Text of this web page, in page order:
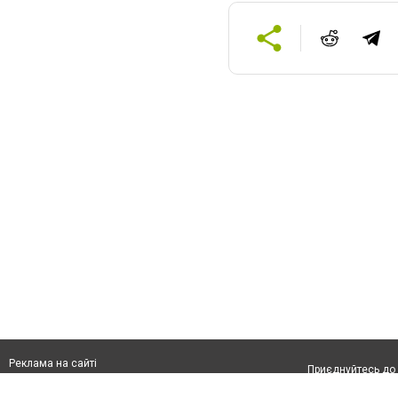
Реклама на сайті
Приєднуйтесь до